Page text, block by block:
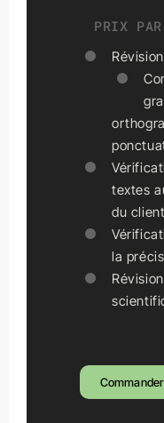
PRIX PAR
textes
du client
la
Commander